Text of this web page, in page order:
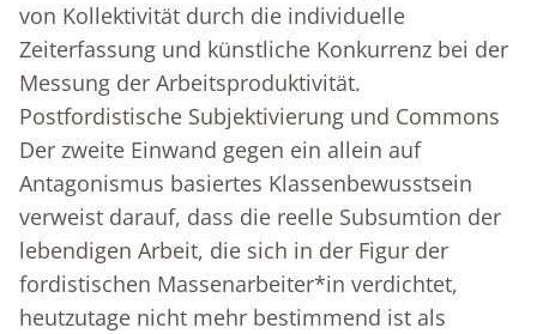
von Kollektivität durch die individuelle
Zeiterfassung und künstliche Konkurrenz bei der
Messung der Arbeitsproduktivität.
Postfordistische Subjektivierung und Commons
Der zweite Einwand gegen ein allein auf
Antagonismus basiertes Klassenbewusstsein
verweist darauf, dass die reelle Subsumtion der
lebendigen Arbeit, die sich in der Figur der
fordistischen Massenarbeiter*in verdichtet,
heutzutage nicht mehr bestimmend ist als